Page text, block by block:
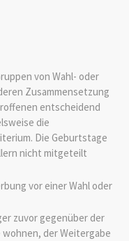
von Wahl- oder
Zusammensetzung
entscheidend
die
Die Geburtstage
nicht mitgeteilt
vor einer Wahl oder
zuvor gegenüber der
wohnen, der Weitergabe